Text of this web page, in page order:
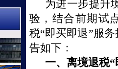
为进一步提升
验，结合前期试
税“即买即退”服
告如下：
一、离境退税